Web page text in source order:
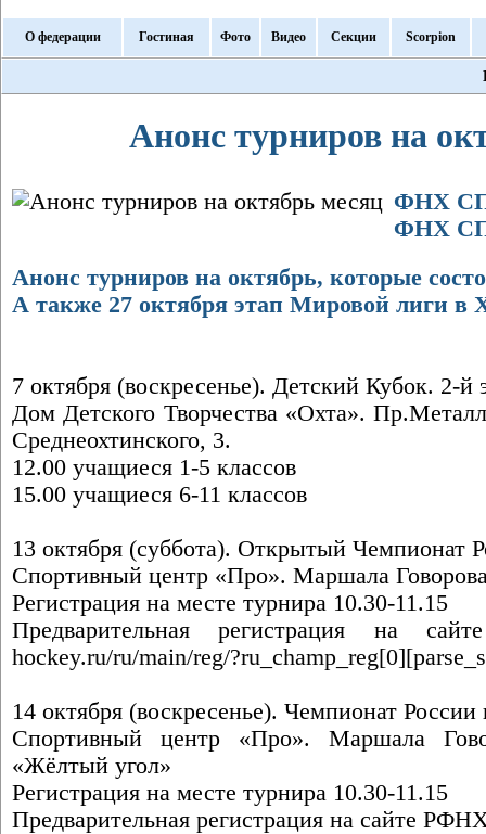
О федерации Гостиная Фото Видео Секции Scorpion
Анонс турниров на
ФНХ
ФНХ
Анонс турниров на октябрь, которые
А также 27 октября этап Мировой лиги в
7 октября (воскресенье). Детский Кубок. 2-й
Дом Детского Творчества «Охта».
Среднеохтинского, 3.
12.00 учащиеся 1-5 классов
15.00 учащиеся 6-11 классов
13 октября (суббота). Открытый Чемпионат
Спортивный центр «Про». Маршала
Регистрация на месте турнира 10.30-11.15
Предварительная регистрация на
hockey.ru/ru/main/reg/
14 октября (воскресенье). Чемпионат России
Спортивный центр «Про». Маршала
«Жёлтый угол»
Регистрация на месте турнира 10.30-11.15
Предварительная регистрация на сайте